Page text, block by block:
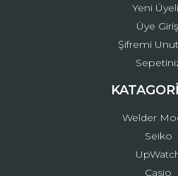
Yeni
Üye
Şifremi
Welder
Seiko
Casio